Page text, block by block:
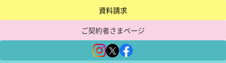
資料請求
ご契約者さまページ